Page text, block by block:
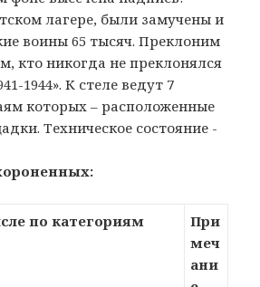
лагере, были замучены и
воины 65 тысяч. Преклоним
кто никогда не преклонялся
1944». К стеле ведут 7
которых – расположенные
Техническое состояние -
по категориям
При
меч
ани